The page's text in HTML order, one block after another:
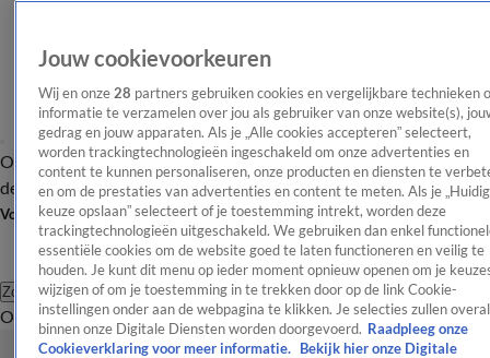
OverzichtAfleveringen Entertainment TV Algemeen
Tip
de redactieNieuwsbrief
Volg Shownieuws
Zoeken
OverzichtEntertainmentSpraakmakendRealityCrimeVideo's
Jouw cookievoorkeuren
Wij en onze 28 partners gebruiken cookies en vergelijkbare technieken
informatie te verzamelen over jou als gebruiker van onze website(s),
gedrag en jouw apparaten. Als je „Alle cookies accepteren” selecteert,
worden trackingtechnologieën ingeschakeld om onze advertenties en
content te kunnen personaliseren, onze producten en diensten te
en om de prestaties van advertenties en content te meten. Als je
keuze opslaan” selecteert of je toestemming intrekt, worden deze
trackingtechnologieën uitgeschakeld. We gebruiken dan enkel
essentiële cookies om de website goed te laten functioneren en veilig te
houden. Je kunt dit menu op ieder moment opnieuw openen om je
wijzigen of om je toestemming in te trekken door op de link Cookie-
instellingen onder aan de webpagina te klikken. Je selecties zullen overal
binnen onze Digitale Diensten worden doorgevoerd. Raadpleeg onze
Cookieverklaring voor meer informatie.
Bekijk hier onze Digitale